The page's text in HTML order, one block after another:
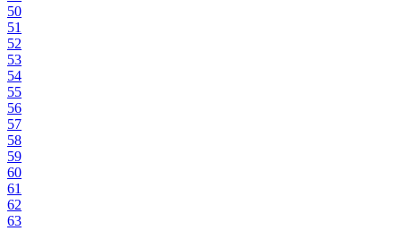
50
51
52
53
54
55
56
57
58
59
60
61
62
63